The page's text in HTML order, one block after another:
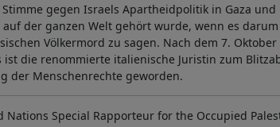
gegen Israels Apartheidpolitik in Gaza und
der ganzen Welt gehört wurde, wenn es
Völkermord zu sagen. Nach dem 7. Oktober
die renommierte italienische Juristin zum
der Menschenrechte geworden.
Nations Special Rapporteur for the Occupied